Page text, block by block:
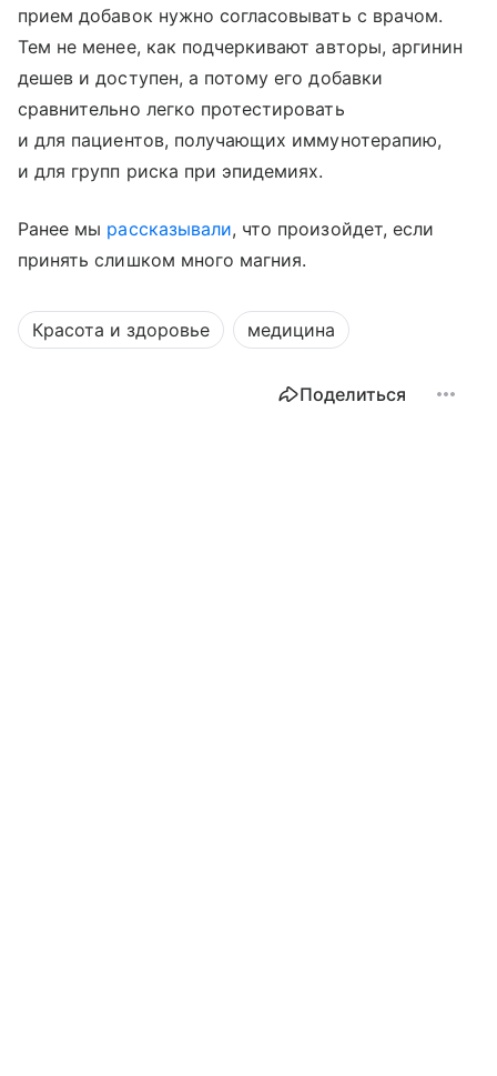
прием добавок нужно согласовывать с врачом.
Тем не менее, как подчеркивают авторы, аргинин
дешев и доступен, а потому его добавки
сравнительно легко протестировать
и для пациентов, получающих иммунотерапию,
и для групп риска при эпидемиях.
Ранее мы рассказывали, что произойдет, если
принять слишком много магния.
Красота и здоровье медицина
Поделиться